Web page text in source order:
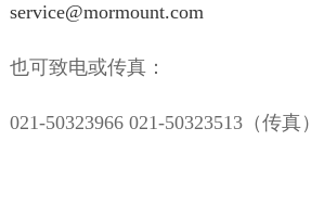
service@mormount.com
也可致电或传真：
021-50323966 021-50323513（传真）